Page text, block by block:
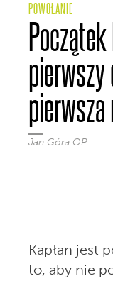
POWOŁANIE
pierwsza
Jan Góra OP
Kapłan jest
to, aby nie